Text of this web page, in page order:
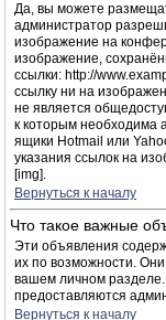
Да, вы можете
администратор
изображение на
изображение,
ссылки: http://
ссылку ни на
не является
к которым необходима
ящики Hotmail или
указания ссылок на
[img].
Вернуться к началу
Что такое важные
Эти объявления
их по возможности.
вашем личном
предоставляются
Вернуться к началу